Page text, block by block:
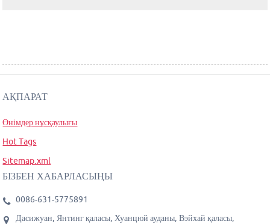
АҚПАРАТ
Өнімдер нұсқаулығы
Hot Tags
Sitemap.xml
БІЗБЕН ХАБАРЛАСЫҢЫ
0086-631-5775891
Дасижуан, Янтинг қаласы, Хуанцюй ауданы, Вэйхай қаласы,